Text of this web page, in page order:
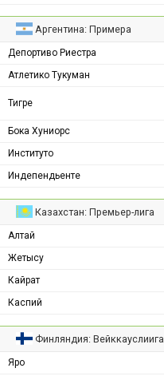
Аргентина: Примера
Депортиво Риестра
Атлетико Тукуман
Тигре
Бока Хуниорс
Институто
Индепендьенте
Казахстан: Премьер-лига
Алтай
Жетысу
Кайрат
Каспий
Финляндия: Вейккауслиига
Яро